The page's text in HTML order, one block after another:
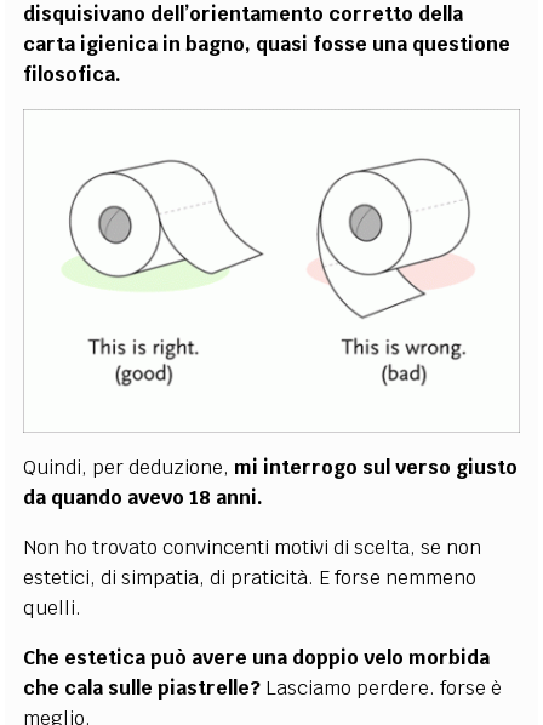
disquisivano dell’orientamento corretto della
carta igienica in bagno, quasi fosse una questione
filosofica.
Quindi, per deduzione, mi interrogo sul verso giusto
da quando avevo 18 anni.
Non ho trovato convincenti motivi di scelta, se non
estetici, di simpatia, di praticità. E forse nemmeno
quelli.
Che estetica può avere una doppio velo morbida
che cala sulle piastrelle? Lasciamo perdere. forse è
meglio.